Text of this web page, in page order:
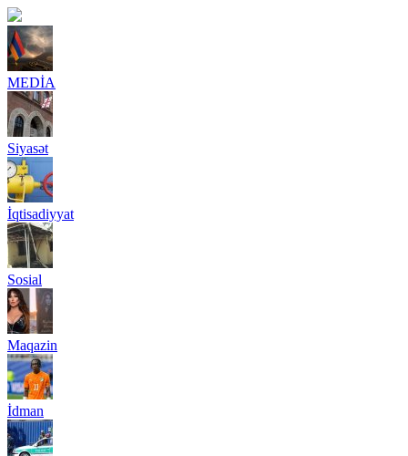
MEDİA
Siyasət
İqtisadiyyat
Sosial
Maqazin
İdman